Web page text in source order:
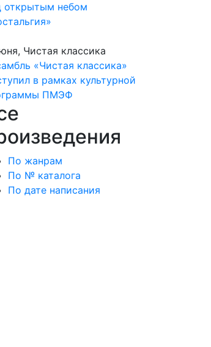
открытым небом
Чистая классика
«Чистая классика»
в рамках культурной
ПМЭФ
По жанрам
По № каталога
По дате написания